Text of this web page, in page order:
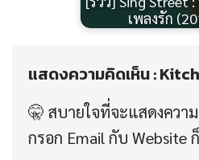
เพลงรัก
แสดงความคิดเห็น :